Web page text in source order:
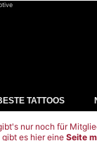
TATTOOS
nur noch für
es hier eine Seite